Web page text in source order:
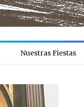
Nuestras Fiestas